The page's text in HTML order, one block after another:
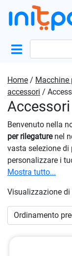
Home / Macchine
accessori /
Benvenuto nella
per rilegaturenel
vasta selezione
personalizzare i
ed efficace. Che
bisogno per
troverai una
piegatrici e
Mostra tutto...
Visualizzazione